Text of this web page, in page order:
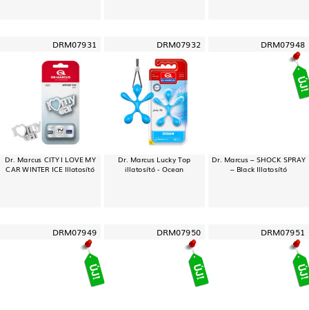
DRM07931
Dr. Marcus CITY I LOVE MY
CAR WINTER ICE Illatosító
DRM07932
Dr. Marcus Lucky Top
illatosító - Ocean
DRM07948
Dr. Marcus – SHOCK SPRAY
– Black Illatosító
DRM07949 DRM07950 DRM07951